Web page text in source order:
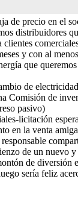
de precio en el
distribuidores
y con al
que
de electricidad
Comisión de
pasivo)
licitación
en la venta
de un nuevo
de diversión
sería feliz